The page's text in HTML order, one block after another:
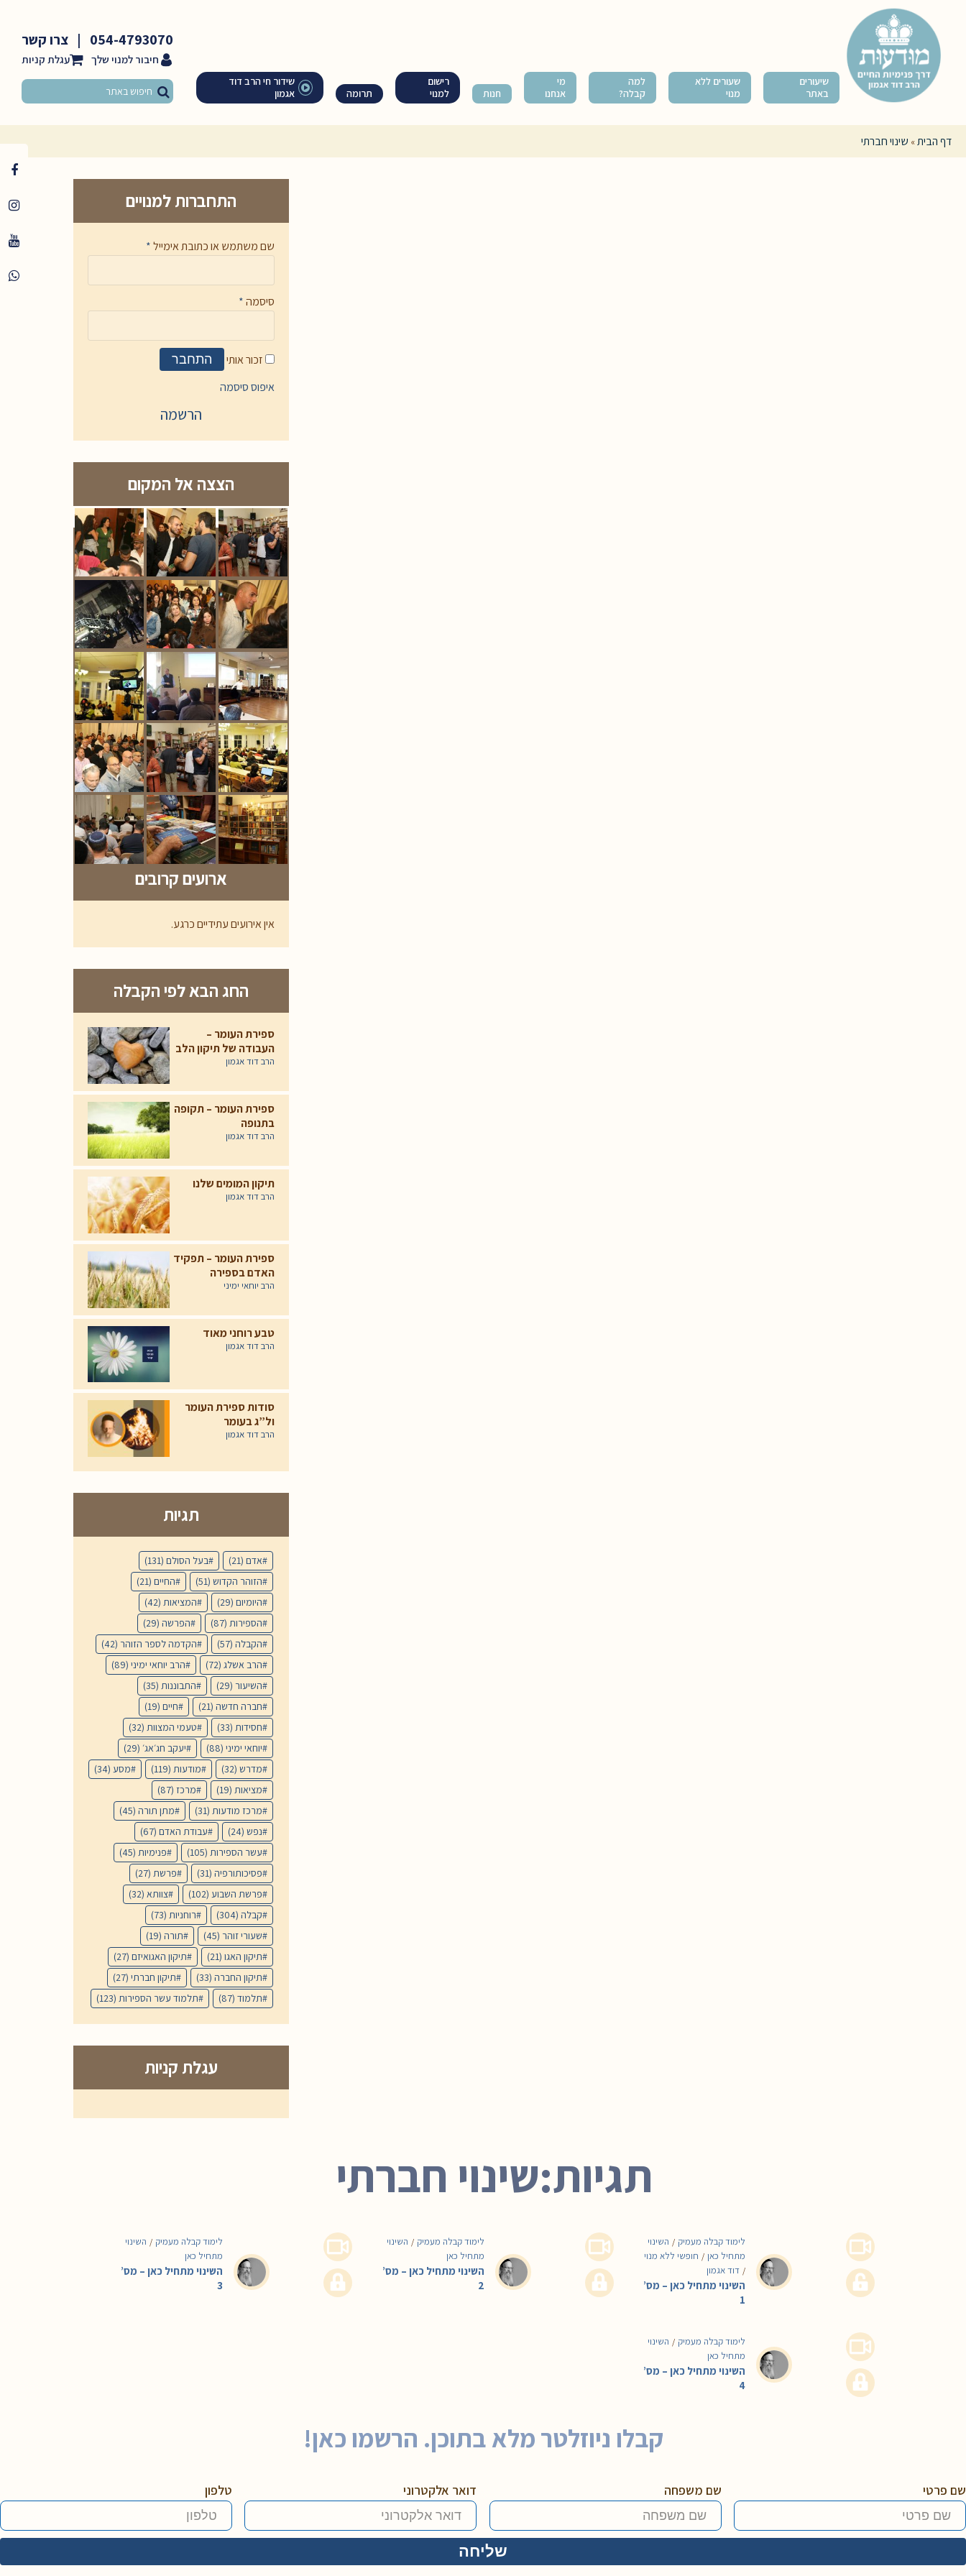
שיעורים
באתר
שעורים ללא
מנוי
למה
קבלה?
מי
אנחנו
חנות
רישום
למנוי
תרומה
שידור חי הרב דוד
אגמון
054-4793070
| צרו קשר
חיבור למנוי שלך
דף הבית» שינוי חברתי
התחברות למנויים
שם משתמש או כתובת אימייל*
סיסמה*
זכור אותי התחבר
איפוס סיסמה
הרשמה
הצצה אל המקום
ארועים קרובים
אין אירועים עתידיים כרגע.
החג הבא לפי הקבלה
ספירת העומר –
העבודה של תיקון הלב
הרב דוד אגמון
ספירת העומר – תקופה
בתנופה
הרב דוד אגמון
תיקון המומים שלנו
הרב דוד אגמון
ספירת העומר – תפקיד
האדם בספירה
הרב יוחאי ימיני
טבע רוחני מאוד
הרב דוד אגמון
סודות ספירת העומר
ול”ג בעומר
הרב דוד אגמון
תגיות
אדם (21) בעל הסולם (131)
הזוהר הקדוש (51) החיים (21)
היומיום (29) המציאות (42)
הספירות (87) הפרשה (29)
הקבלה (57) הקדמה לספר הזוהר (42)
הרב אשלג (72) הרב יוחאי ימיני (89)
השיעור (29) התבוננות (35)
חברה חדשה (21) חיים (19)
חסידות (33) טעמי המצוות (32)
יוחאי ימיני (88) יעקב חג׳אג׳ (29)
מדרש (32) מודעות (119) מסע (34)
מציאות (19) מרכז (87)
מרכז מודעות (31) מתן תורה (45)
נפש (24) עבודת האדם (67)
עשר הספירות (105) פנימיות (45)
פסיכותורפיה (31) פרשת (27)
פרשת השבוע (102) צוותא (32)
קבלה (304) רוחניות (73)
שעורי זוהר (45) תורה (19)
תיקון האגו (21) תיקון האגואיזם (27)
תיקון החברה (33) תיקון חברתי (27)
תלמוד (87) תלמוד עשר הספירות (123)
עגלת קניות
תגיות:שינוי חברתי
לימוד קבלה מעמיק / השינוי
מתחיל כאן / חופשי ללא מנוי
/ דוד אגמון
השינוי מתחיל כאן – מס’
1
לימוד קבלה מעמיק / השינוי
מתחיל כאן
השינוי מתחיל כאן – מס’
2
לימוד קבלה מעמיק / השינוי
מתחיל כאן
השינוי מתחיל כאן – מס’
3
לימוד קבלה מעמיק / השינוי
מתחיל כאן
השינוי מתחיל כאן – מס’
4
קבלו ניוזלטר מלא בתוכן. הרשמו כאן!
שם פרטי שם משפחה דואר אלקטרוני טלפון